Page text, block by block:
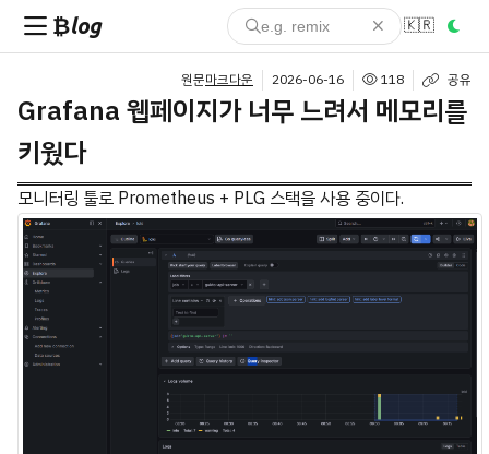
₿log 🇰🇷
원문마크다운 2026-06-16 118 공유
Grafana 웹페이지가 너무 느려서 메모리를
키웠다
모니터링 툴로 Prometheus + PLG 스택을 사용 중이다.